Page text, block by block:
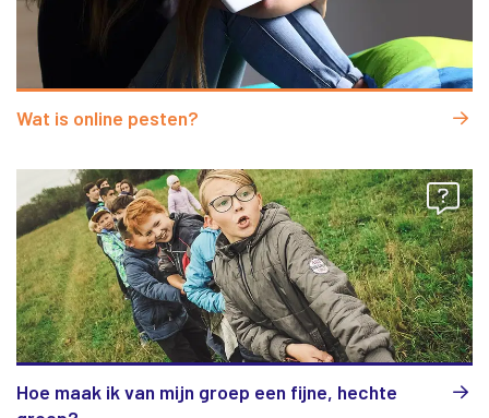
Wat is online pesten?
Hoe maak ik van mijn groep een fijne, hechte